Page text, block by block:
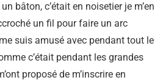
bâton, c’était en noisetier je m’en
un fil pour faire un arc
suis amusé avec pendant tout le
c’était pendant les grandes
proposé de m’inscrire en